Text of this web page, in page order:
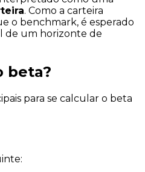
. Como a carteira
o benchmark, é esperado
de um horizonte de
beta?
para se calcular o beta